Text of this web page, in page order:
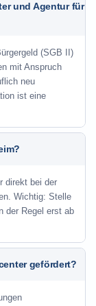
und Agentur für
(SGB II)
mit Anspruch
neu
ist eine
direkt bei der
Wichtig: Stelle
der Regel erst ab
gefördert?